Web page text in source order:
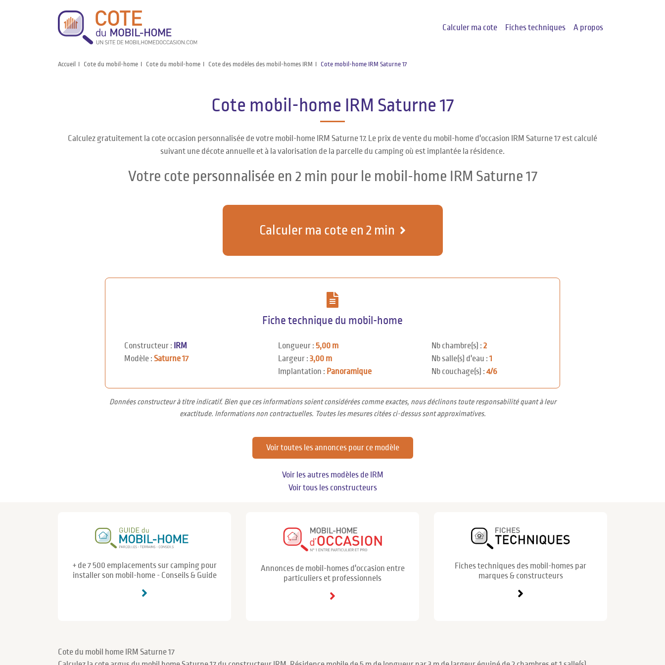
Calculer ma cote Fiches techniques A propos
Accueil Cote du mobil-home Cote du mobil-home Cote des modèles des mobil-homes IRM Cote mobil-home IRM Saturne 17
Cote mobil-home IRM Saturne 17
Calculez gratuitement la cote occasion personnalisée de votre mobil-home IRM Saturne 17. Le prix de vente du mobil-home d'occasion IRM Saturne 17 est calculé
suivant une décote annuelle et à la valorisation de la parcelle du camping où est implantée la résidence.
Votre cote personnalisée en 2 min pour le mobil-home IRM Saturne 17
Calculer ma cote en 2 min
Fiche technique du mobil-home
Constructeur :
IRM
Modèle : Saturne 17
Longueur : 5,00 m
Largeur : 3,00 m
Implantation : Panoramique
Nb chambre(s) :2
Nb salle(s) d'eau :1
Nb couchage(s) :4/6
Données constructeur à titre indicatif. Bien que ces informations soient considérées comme exactes, nous déclinons toute responsabilité quant à leur
exactitude. Informations non contractuelles. Toutes les mesures citées ci-dessus sont approximatives.
Voir toutes les annonces pour ce modèle
Voir les autres modèles de IRM
Voir tous les constructeurs
+ de 7 500 emplacements sur camping pour
installer son mobil-home - Conseils & Guide
Annonces de mobil-homes d'occasion entre
particuliers et professionnels
Fiches techniques des mobil-homes par
marques & constructeurs
Cote du mobil home IRM Saturne 17